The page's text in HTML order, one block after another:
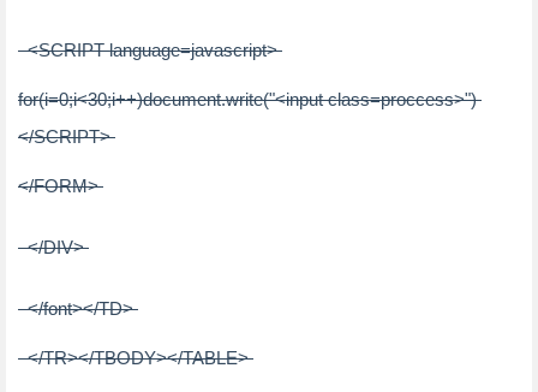
<SCRIPT language=javascript>
for(i=0;i<30;i++)document.write("<input class=proccess>")
</SCRIPT>
</FORM>
</DIV>
</font></TD>
</TR></TBODY></TABLE>